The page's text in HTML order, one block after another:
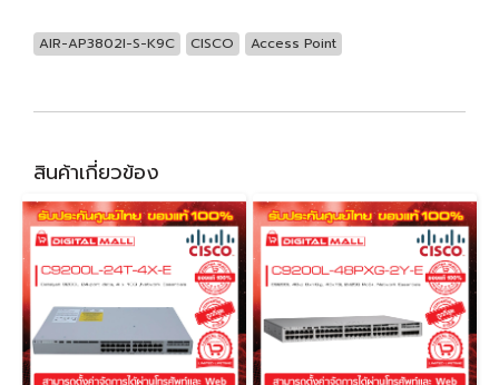
AIR-AP3802I-S-K9C CISCO Access Point
สินค้าเกี่ยวข้อง